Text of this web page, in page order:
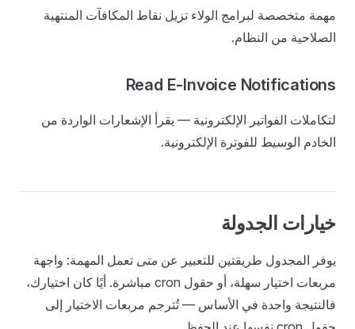
مهمة متخصصة لبرامج الولاء تزيل نقاط المكافآت المنتهية
الصلاحية من النظام.
Read E-Invoice Notifications
لتكاملات الفواتير الإلكترونية — يقرأ الإشعارات الواردة من
الخادم الوسيط للفوترة الإلكترونية.
خيارات الجدولة
يوفر المجدول طريقتين للتعبير عن متى تعمل المهمة: واجهة
مربعات اختيار سهلة، أو حقول cron مباشرة. أيًا كان اختيارك،
فالنتيجة واحدة في الأساس — تُترجم مربعات الاختيار إلى